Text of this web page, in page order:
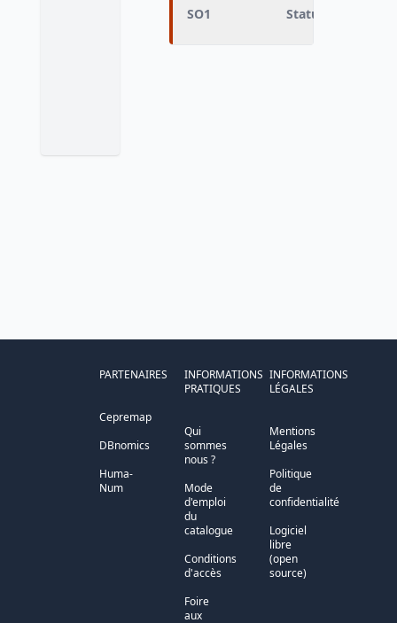
SO1 Statut
PARTENAIRES
Cepremap
DBnomics
Huma-
Num
INFORMATIONS
PRATIQUES
Qui
sommes
nous ?
Mode
d'emploi
du
catalogue
Conditions
d'accès
Foire
aux
INFORMATIONS
LÉGALES
Mentions
Légales
Politique
de
confidentialité
Logiciel
libre
(open
source)